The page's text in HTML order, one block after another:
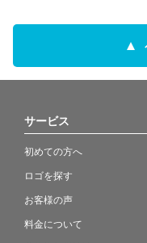
サービス
初めての方へ
ロゴを探す
お客様の声
料金について